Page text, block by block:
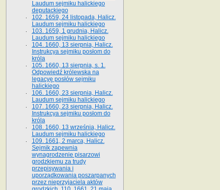
Laudum sejmiku halickiego
deputackiego
102. 1659, 24 listopada, Halicz.
Laudum sejmiku halickiego
103. 1659, 1 grudnia, Halicz.
Laudum sejmiku halickiego
104. 1660, 13 sierpnia, Halicz.
Instrukcya sejmiku posłom do
króla
105. 1660, 13 sierpnia, s. 1.
Odpowiedź królewska na
legacyę posłów sejmiku
halickiego
106. 1660, 23 sierpnia, Halicz.
Laudum sejmiku halickiego
107. 1660, 23 sierpnia, Halicz.
Instrukcya sejmiku posłom do
króla
108. 1660, 13 września, Halicz.
Laudum sejmiku halickiego
109. 1661, 2 marca, Halicz.
Sejmik zapewnia
wynagrodzenie pisarzowi
grodzkiemu za trudy
przepisywania i
uporządkowania poszarpanych
przez nieprzyjaciela aktów